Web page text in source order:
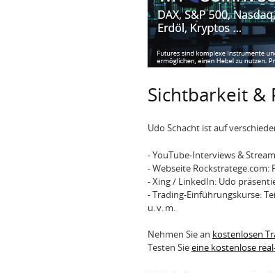
Sichtbarkeit &
Udo Schacht ist auf
- YouTube-Interviews &
- Webseite
- Xing / LinkedIn: Udo
- Trading-Einführungskurse:
u. v. m.
Nehmen Sie an kostenlosen
Testen Sieeine kostenlose